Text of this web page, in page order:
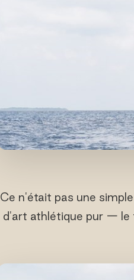
Ce n'était pas une
d'art athlétique pur — le